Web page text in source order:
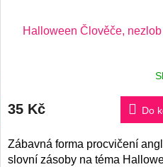
Halloween Člověče, nezlob
35 Kč Do
Zábavná forma procvičení
slovní zásoby na téma